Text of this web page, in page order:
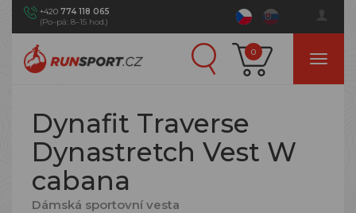
+420 774 118 065
(Po–pá: 8–15 hod.)
0
Dynafit Traverse
Dynastretch Vest W
cabana
Dámská sportovní vesta